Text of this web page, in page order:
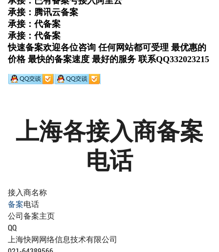
上海各接入商备案
电话
接入商名称
备案电话
公司备案主页
QQ
上海快网网络信息技术有限公司